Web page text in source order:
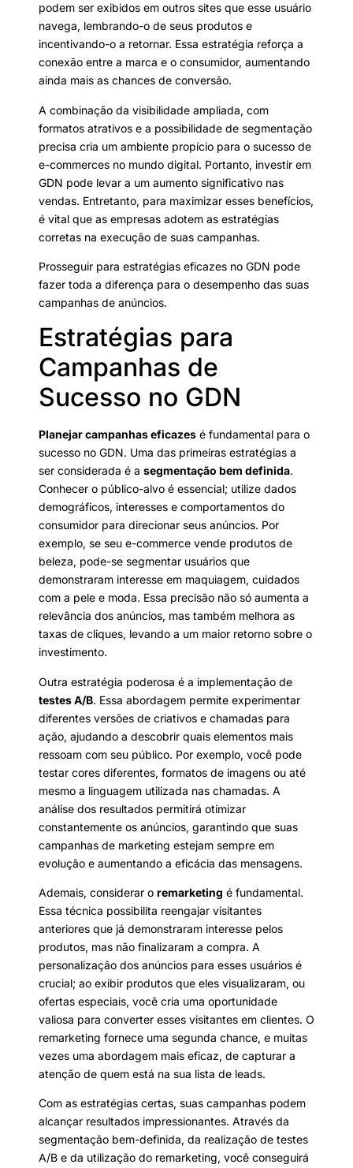
podem ser exibidos em outros sites que esse usuário
navega, lembrando-o de seus produtos e
incentivando-o a retornar. Essa estratégia reforça a
conexão entre a marca e o consumidor, aumentando
ainda mais as chances de conversão.
A combinação da visibilidade ampliada, com
formatos atrativos e a possibilidade de segmentação
precisa cria um ambiente propício para o sucesso de
e-commerces no mundo digital. Portanto, investir em
GDN pode levar a um aumento significativo nas
vendas. Entretanto, para maximizar esses benefícios,
é vital que as empresas adotem as estratégias
corretas na execução de suas campanhas.
Prosseguir para estratégias eficazes no GDN pode
fazer toda a diferença para o desempenho das suas
campanhas de anúncios.
Estratégias para
Campanhas de
Sucesso no GDN
Planejar campanhas eficazes é fundamental para o
sucesso no GDN. Uma das primeiras estratégias a
ser considerada é a segmentação bem definida.
Conhecer o público-alvo é essencial; utilize dados
demográficos, interesses e comportamentos do
consumidor para direcionar seus anúncios. Por
exemplo, se seu e-commerce vende produtos de
beleza, pode-se segmentar usuários que
demonstraram interesse em maquiagem, cuidados
com a pele e moda. Essa precisão não só aumenta a
relevância dos anúncios, mas também melhora as
taxas de cliques, levando a um maior retorno sobre o
investimento.
Outra estratégia poderosa é a implementação de
testes A/B. Essa abordagem permite experimentar
diferentes versões de criativos e chamadas para
ação, ajudando a descobrir quais elementos mais
ressoam com seu público. Por exemplo, você pode
testar cores diferentes, formatos de imagens ou até
mesmo a linguagem utilizada nas chamadas. A
análise dos resultados permitirá otimizar
constantemente os anúncios, garantindo que suas
campanhas de marketing estejam sempre em
evolução e aumentando a eficácia das mensagens.
Ademais, considerar o remarketing é fundamental.
Essa técnica possibilita reengajar visitantes
anteriores que já demonstraram interesse pelos
produtos, mas não finalizaram a compra. A
personalização dos anúncios para esses usuários é
crucial; ao exibir produtos que eles visualizaram, ou
ofertas especiais, você cria uma oportunidade
valiosa para converter esses visitantes em clientes. O
remarketing fornece uma segunda chance, e muitas
vezes uma abordagem mais eficaz, de capturar a
atenção de quem está na sua lista de leads.
Com as estratégias certas, suas campanhas podem
alcançar resultados impressionantes. Através da
segmentação bem-definida, da realização de testes
A/B e da utilização do remarketing, você conseguirá